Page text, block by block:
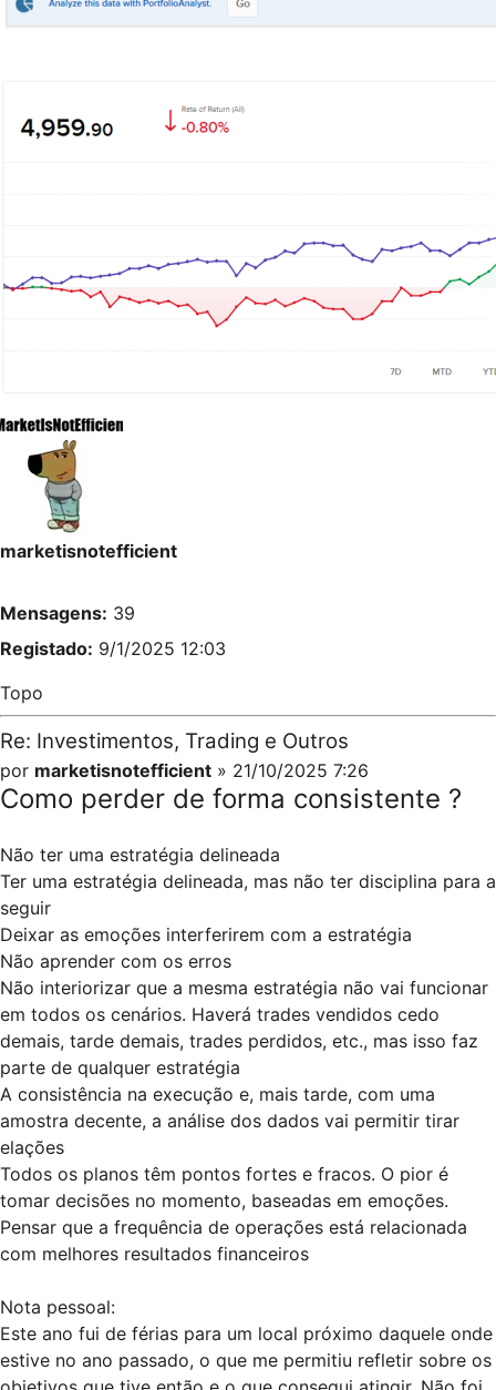
marketisnotefficient
Mensagens: 39
Registado: 9/1/2025 12:03
Topo
Re: Investimentos, Trading e Outros
por marketisnotefficient » 21/10/2025 7:26
Como perder de forma consistente ?
Não ter uma estratégia delineada
Ter uma estratégia delineada, mas não ter disciplina para a
seguir
Deixar as emoções interferirem com a estratégia
Não aprender com os erros
Não interiorizar que a mesma estratégia não vai funcionar
em todos os cenários. Haverá trades vendidos cedo
demais, tarde demais, trades perdidos, etc., mas isso faz
parte de qualquer estratégia
A consistência na execução e, mais tarde, com uma
amostra decente, a análise dos dados vai permitir tirar
elações
Todos os planos têm pontos fortes e fracos. O pior é
tomar decisões no momento, baseadas em emoções.
Pensar que a frequência de operações está relacionada
com melhores resultados financeiros
Nota pessoal:
Este ano fui de férias para um local próximo daquele onde
estive no ano passado, o que me permitiu refletir sobre os